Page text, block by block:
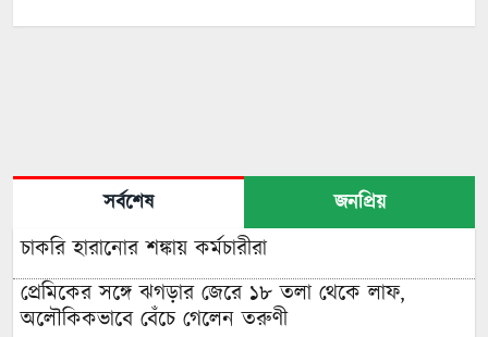
সর্বশেষ জনপ্রিয়
চাকরি হারানোর শঙ্কায় কর্মচারীরা
প্রেমিকের সঙ্গে ঝগড়ার জেরে ১৮ তলা থেকে লাফ,
অলৌকিকভাবে বেঁচে গেলেন তরুণী